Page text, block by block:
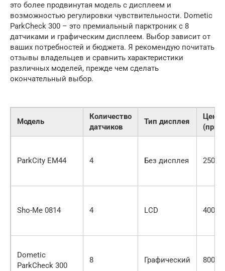
это более продвинутая модель с дисплеем и
возможностью регулировки чувствительности. Dometic
ParkCheck 300 – это премиальный парктроник с 8
датчиками и графическим дисплеем. Выбор зависит от
ваших потребностей и бюджета. Я рекомендую почитать
отзывы владельцев и сравнить характеристики
различных моделей, прежде чем сделать
окончательный выбор.
Модель
Количество
датчиков
Тип дисплея
Цена
ParkCity EM44 4 Без дисплея 2500
Sho-Me 0814 4 LCD 4000
Dometic
ParkCheck 300
8 Графический 8000